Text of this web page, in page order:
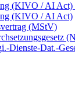
(KIVO / AI
(KIVO / AI Act)
(MStV)
Dienste-Dat.-